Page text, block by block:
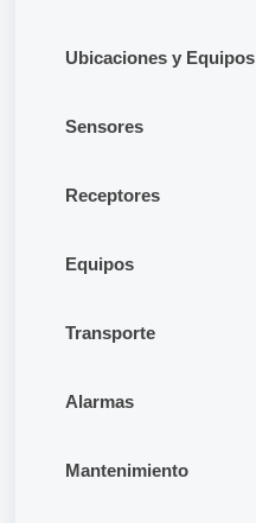
Ubicaciones y Equipos
Sensores
Receptores
Equipos
Transporte
Alarmas
Mantenimiento